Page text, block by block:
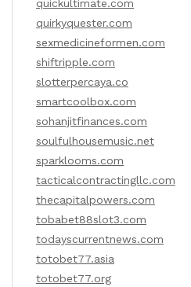
quickultimate.com
quirkyquester.com
sexmedicineformen.com
shiftripple.com
slotterpercaya.co
smartcoolbox.com
sohanjitfinances.com
soulfulhousemusic.net
sparklooms.com
tacticalcontractingllc.com
thecapitalpowers.com
tobabet88slot3.com
todayscurrentnews.com
totobet77.asia
totobet77.org